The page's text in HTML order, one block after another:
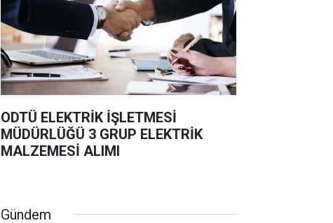
ODTÜ ELEKTRİK İŞLETMESİ
MÜDÜRLÜĞÜ 3 GRUP ELEKTRİK
MALZEMESİ ALIMI
Gündem